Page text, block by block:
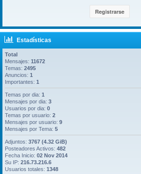
Estadísticas
Total
Mensajes: 11672
Temas: 2495
Anuncios: 1
Importantes: 1
Temas por dia: 1
Mensajes por dia: 3
Usuarios por dia: 0
Temas por usuario: 2
Mensajes por usuario: 9
Mensajes por Tema: 5
Adjuntos: 3767 (4.32 GiB)
Posteadores Activos: 482
Fecha Inicio: 02 Nov 2014
Su IP: 216.73.216.6
Usuarios totales: 1348